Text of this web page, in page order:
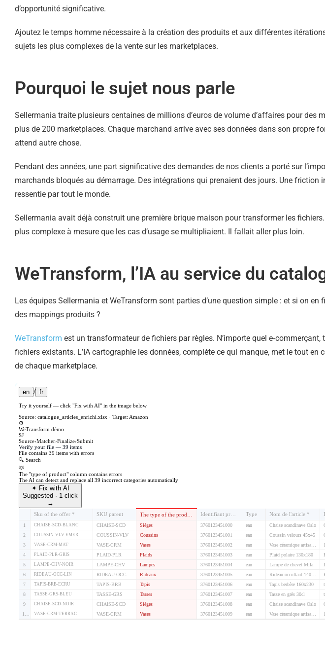
d’opportunité significative.
Ajoutez le temps homme nécessaire à la création des produits et aux différentes
sujets les plus complexes de la vente sur les marketplaces.
Pourquoi le sujet nous parle
Sellermania traite plusieurs centaines de millions d’euros de volume d’affaires pour des
plus de 200 marketplaces. Chaque marchand arrive avec ses données dans son propre
attend autre chose.
Pendant des années, une part significative des demandes de nos clients a porté sur
marchands bloqués au démarrage. Des intégrations qui prenaient des jours. Une friction
ressentie par tout le monde.
Sellermania avait déjà construit une première brique maison pour transformer les
plus complexe à mesure que les cas d’usage se multipliaient. Il fallait aller plus loin.
WeTransform, l’IA au service du
Les équipes Sellermania et WeTransform sont parties d’une question simple : et si on en
des mappings produits ?
WeTransform est un transformateur de fichiers par règles. N’importe quel e‑commerçant,
fichiers existants. L’IA cartographie les données, complète ce qui manque, met le tout en
de chaque marketplace.